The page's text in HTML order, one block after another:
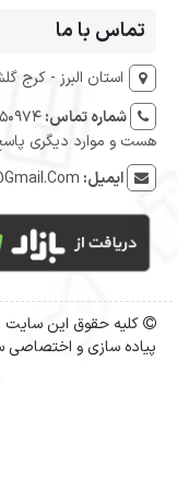
تماس با ما
استان البرز - کرج
شماره تماس:
هست و موارد دیگری
ایمیل:
کلیه حقوق این سایت
پیاده سازی و